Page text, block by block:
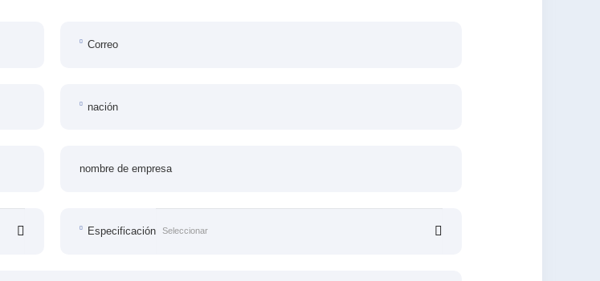
Correo
nación
nombre de empresa
Especificación